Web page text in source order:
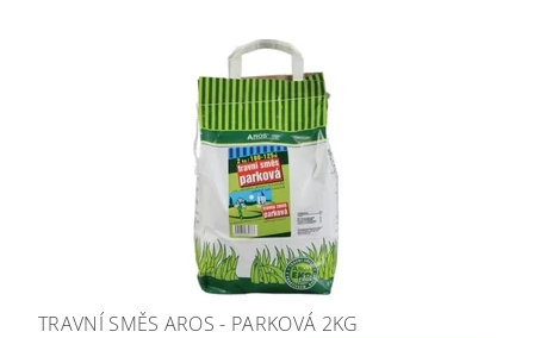
TRAVNÍ SMĚS AROS - PARKOVÁ 2KG